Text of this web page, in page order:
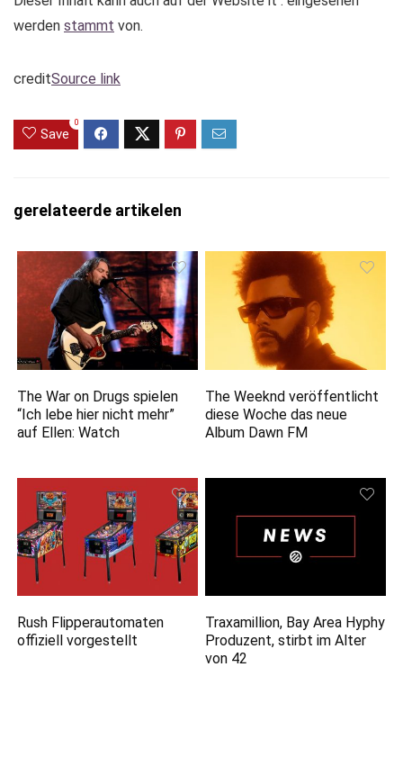
werden stammt von.
creditSource link
Save
0
gerelateerde artikelen
The War on Drugs spielen
“Ich lebe hier nicht mehr”
auf Ellen: Watch
The Weeknd veröffentlicht
diese Woche das neue
Album Dawn FM
Rush Flipperautomaten
offiziell vorgestellt
Traxamillion, Bay Area Hyphy
Produzent, stirbt im Alter
von 42